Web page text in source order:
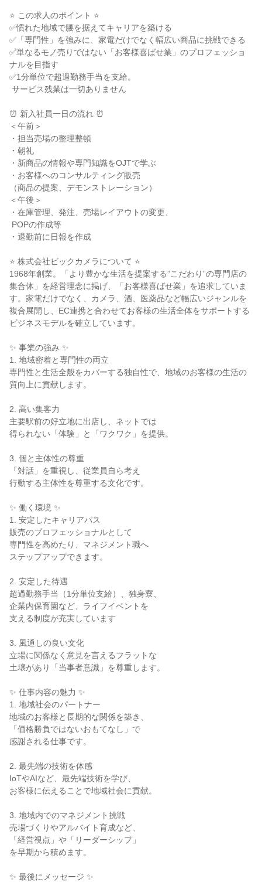
⭐ この求人のポイント ⭐
✅慣れた地域で腰を据えてキャリアを築ける
✅「専門性」を強みに、家電だけでなく幅広い商品に挑戦できる
✅単なるモノ売りではない「お客様喜ばせ業」のプロフェッショ
ナルを目指す
✅1分単位で超過勤務手当を支給。
⏰ 新入社員一日の流れ ⏰
＜午前＞
・担当売場の整理整頓
・朝礼
・新商品の情報や専門知識をOJTで学ぶ
・お客様へのコンサルティング販売
（商品の提案、デモンストレーション）
＜午後＞
・在庫管理、発注、売場レイアウトの変更、
・退勤前に日報を作成
⭐ 株式会社ビックカメラについて ⭐
1968年創業。「より豊かな生活を提案する”こだわり”の専門店の
集合体」を経営理念に掲げ、「お客様喜ばせ業」を追求していま
す。家電だけでなく、カメラ、酒、医薬品など幅広いジャンルを
複合展開し、EC連携と合わせてお客様の生活全体をサポートする
ビジネスモデルを確立しています。
✨ 事業の強み ✨
1. 地域密着と専門性の両立
専門性と生活全般をカバーする独自性で、地域のお客様の生活の
質向上に貢献します。
2. 高い集客力
主要駅前の好立地に出店し、ネットでは
得られない「体験」と「ワクワク」を提供。
3. 個と主体性の尊重
「対話」を重視し、従業員自ら考え
行動する主体性を尊重する文化です。
✨ 働く環境 ✨
1. 安定したキャリアパス
販売のプロフェッショナルとして
専門性を高めたり、マネジメント職へ
ステップアップできます。
2. 安定した待遇
超過勤務手当（1分単位支給）、独身寮、
企業内保育園など、ライフイベントを
支える制度が充実しています
3. 風通しの良い文化
立場に関係なく意見を言えるフラットな
土壌があり「当事者意識」を尊重します。
✨ 仕事内容の魅力 ✨
1. 地域社会のパートナー
地域のお客様と長期的な関係を築き、
「価格勝負ではないおもてなし」で
感謝される仕事です。
2. 最先端の技術を体感
IoTやAIなど、最先端技術を学び、
お客様に伝えることで地域社会に貢献。
3. 地域内でのマネジメント挑戦
売場づくりやアルバイト育成など、
「経営視点」や「リーダーシップ」
を早期から積めます。
✨ 最後にメッセージ ✨